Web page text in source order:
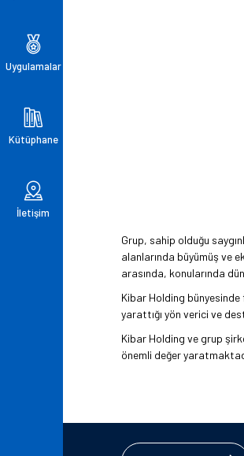
Uygulamalar
Kütüphane
İletişim
Grup, sahip olduğu
alanlarında büyümüş ve
arasında, konularında
Kibar Holding
yarattığı yön verici ve
Kibar Holding ve grup
önemli değer